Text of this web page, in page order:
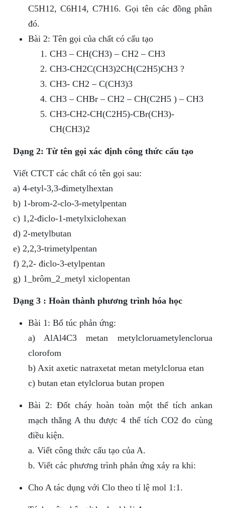
C5H12, C6H14, C7H16. Gọi tên các đồng phân
đó.
Bài 2: Tên gọi của chất có cấu tạo
CH3 – CH(CH3) – CH2 – CH3
CH3-CH2C(CH3)2CH(C2H5)CH3 ?
CH3- CH2 – C(CH3)3
CH3 – CHBr – CH2 – CH(C2H5 ) – CH3
CH3-CH2-CH(C2H5)-CBr(CH3)-
CH(CH3)2
Dạng 2: Từ tên gọi xác định công thức cấu tạo
Viết CTCT các chất có tên gọi sau:
a) 4-etyl-3,3-đimetylhextan
b) 1-brom-2-clo-3-metylpentan
c) 1,2-điclo-1-metylxiclohexan
d) 2-metylbutan
e) 2,2,3-trimetylpentan
f) 2,2- điclo-3-etylpentan
g) 1_brôm_2_metyl xiclopentan
Dạng 3 : Hoàn thành phương trình hóa học
Bài 1: Bổ túc phản ứng:
a) AlAl4C3 metan metylcloruametylenclorua
clorofom
b) Axit axetic natraxetat metan metylclorua etan
c) butan etan etylclorua butan propen
Bài 2: Đốt cháy hoàn toàn một thể tích ankan
mạch thẳng A thu được 4 thể tích CO2 đo cùng
điều kiện.
a. Viết công thức cấu tạo của A.
b. Viết các phương trình phản ứng xảy ra khi:
Cho A tác dụng với Clo theo tỉ lệ mol 1:1.